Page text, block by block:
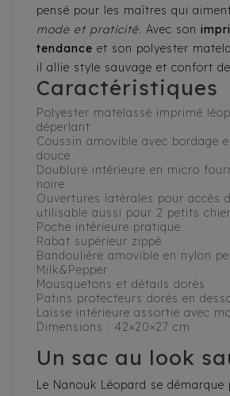
pensé pour les maîtres qui
mode et praticité. Avec son
tendance et son polyester
il allie style sauvage et confort
Caractéristiques
Polyester matelassé imprimé
déperlant
Coussin amovible avec bordage
douce
Doublure intérieure en micro
noire
Ouvertures latérales pour accès
utilisable aussi pour 2 petits
Poche intérieure pratique
Rabat supérieur zippé
Bandoulière amovible en nylon
Milk&Pepper
Mousquetons et détails dorés
Patins protecteurs dorés en
Laisse intérieure assortie avec
Dimensions : 42×20×27 cm
Un sac au look
Le Nanouk Léopard se